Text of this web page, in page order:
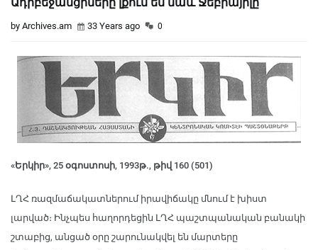
by Archives.am 33 Years ago 0
«Երկիր», 25 օգոստոսի, 1993թ., թիվ 160 (501)
ԼՂՀ ռազմաճակատներում իրավիճակը մնում է խիստ
լարված։ Ինչպես հաղորդեցին ԼՂՀ պաշտպանական բանակի
շտաբից, անցած օրը շարունակվել են մարտերը